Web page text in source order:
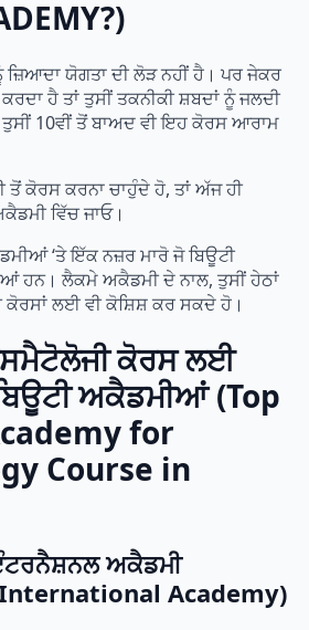
ਯੋਗਤਾ ਦੀ ਲੋੜ ਨਹੀਂ ਹੈ। ਪਰ ਜੇਕਰ
ਹੈ ਤਾਂ ਤੁਸੀਂ ਤਕਨੀਕੀ ਸ਼ਬਦਾਂ ਨੂੰ ਜਲਦੀ
10ਵੀਂ ਤੋਂ ਬਾਅਦ ਵੀ ਇਹ ਕੋਰਸ ਆਰਾਮ
ਕੋਰਸ ਕਰਨਾ ਚਾਹੁੰਦੇ ਹੋ, ਤਾਂ ਅੱਜ ਹੀ
ਵਿੱਚ ਜਾਓ।
‘ਤੇ ਇੱਕ ਨਜ਼ਰ ਮਾਰੋ ਜੋ ਬਿਊਟੀ
ਹਨ। ਲੈਕਮੇ ਅਕੈਡਮੀ ਦੇ ਨਾਲ, ਤੁਸੀਂ ਹੇਠਾਂ
ਲਈ ਵੀ ਕੋਸ਼ਿਸ਼ ਕਰ ਸਕਦੇ ਹੋ।
ਕੋਰਸ ਲਈ
ਅਕੈਡਮੀਆਂ (Top
for
Course in
ਅਕੈਡਮੀ
Academy)